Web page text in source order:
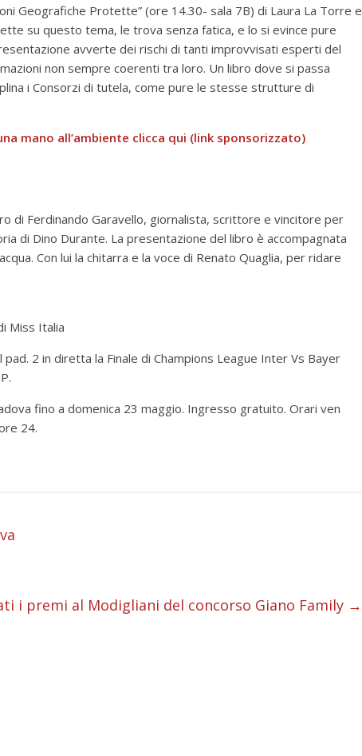
Geografiche Protette” (ore 14.30- sala 7B) di Laura La Torre e
su questo tema, le trova senza fatica, e lo si evince pure
avverte dei rischi di tanti improvvisati esperti del
non sempre coerenti tra loro. Un libro dove si passa
i Consorzi di tutela, come pure le stesse strutture di
mano all’ambiente clicca qui (link sponsorizzato)
di Ferdinando Garavello, giornalista, scrittore e vincitore per
di Dino Durante. La presentazione del libro è accompagnata
Con lui la chitarra e la voce di Renato Quaglia, per ridare
Miss Italia
2 in diretta la Finale di Champions League Inter Vs Bayer
fino a domenica 23 maggio. Ingresso gratuito. Orari ven
24.
i premi al Modigliani del concorso Giano Family →